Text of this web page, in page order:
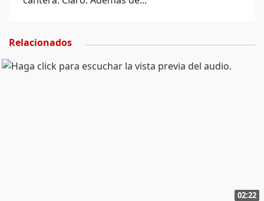
Relacionados
02:22